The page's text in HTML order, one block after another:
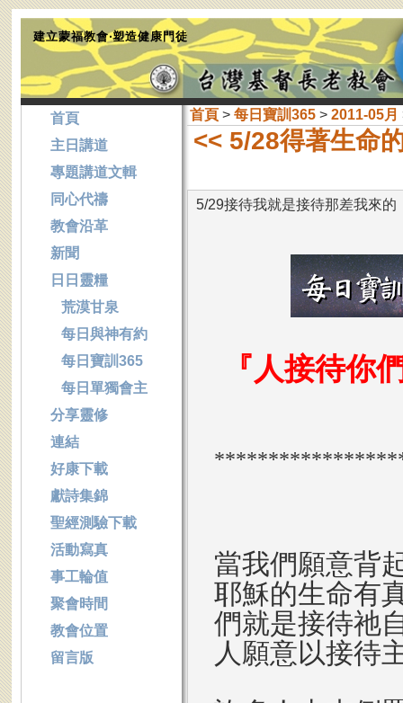
建立蒙福教會‧塑造健康門徒
首頁 >每日寶訓365 >2011-05月
<< 5/28得著生命
5/29接待我就是接待那差我來的
『人接待你
當我們願意背
耶穌的生命有
們就是接待祂
人願意以接待
首頁
主日講道
專題講道文輯
同心代禱
教會沿革
新聞
日日靈糧
荒漠甘泉
每日與神有約
每日寶訓365
每日單獨會主
分享靈修
連結
好康下載
獻詩集錦
聖經測驗下載
活動寫真
事工輪值
聚會時間
教會位置
留言版